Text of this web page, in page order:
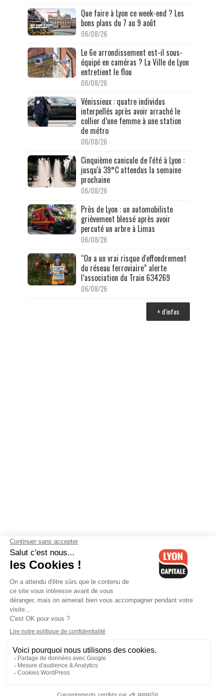
Que faire à Lyon ce week-end ? Les
bons plans du 7 au 9 août
06/08/26
Le 6e arrondissement est-il sous-
équipé en caméras ? La Ville de Lyon
entretient le flou
06/08/26
Vénissieux : quatre individus
interpellés après avoir arraché le
collier d’une femme à une station
de métro
06/08/26
Cinquième canicule de l'été à Lyon :
jusqu'à 39°C attendus la semaine
prochaine
06/08/26
Près de Lyon : un automobiliste
grièvement blessé après avoir
percuté un arbre à Limas
06/08/26
“On a un vrai risque d'effondrement
du réseau ferroviaire” alerte
l’association du Train 634269
06/08/26
+ d'infos
Contactez-nous-Mentions légales-CGV-Politique de
confidentialité-Gestion des cookies